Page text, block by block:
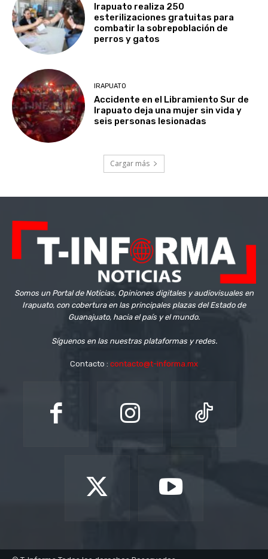
Irapuato realiza 250
esterilizaciones gratuitas para
combatir la sobrepoblación de
perros y gatos
IRAPUATO
Accidente en el Libramiento Sur de
Irapuato deja una mujer sin vida y
seis personas lesionadas
Cargar más
Somos un Portal de Noticias, Opiniones digitales y audiovisuales en
Irapuato, con cobertura en las principales plazas del Estado de
Guanajuato, hacia el país y el mundo.
Síguenos en las nuestras plataformas y redes.
Contacto : contacto@t-informa.mx